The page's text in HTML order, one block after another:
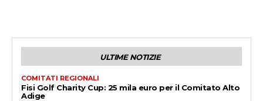
ULTIME NOTIZIE
COMITATI REGIONALI
Fisi Golf Charity Cup: 25 mila euro per il Comitato Alto
Adige